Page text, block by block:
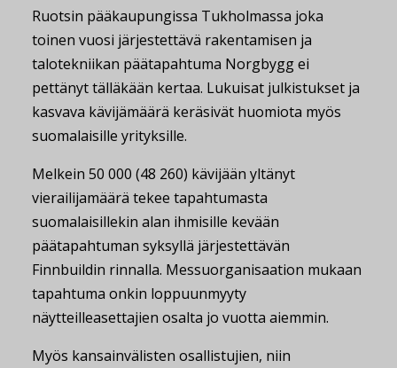
Ruotsin pääkaupungissa Tukholmassa joka
toinen vuosi järjestettävä rakentamisen ja
talotekniikan päätapahtuma Norgbygg ei
pettänyt tälläkään kertaa. Lukuisat julkistukset ja
kasvava kävijämäärä keräsivät huomiota myös
suomalaisille yrityksille.
Melkein 50 000 (48 260) kävijään yltänyt
vierailijamäärä tekee tapahtumasta
suomalaisillekin alan ihmisille kevään
päätapahtuman syksyllä järjestettävän
Finnbuildin rinnalla. Messuorganisaation mukaan
tapahtuma onkin loppuunmyyty
näytteilleasettajien osalta jo vuotta aiemmin.
Myös kansainvälisten osallistujien, niin